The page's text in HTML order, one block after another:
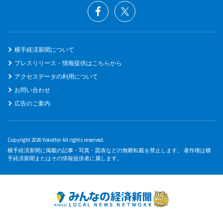
横手経済新聞について
プレスリリース・情報提供はこちらから
アクセスデータの利用について
お問い合わせ
広告のご案内
Copyright 2026 Yokotter All rights reserved.
横手経済新聞に掲載の記事・写真・図表などの無断転載を禁止します。 著作権は横
手経済新聞またはその情報提供者に属します。